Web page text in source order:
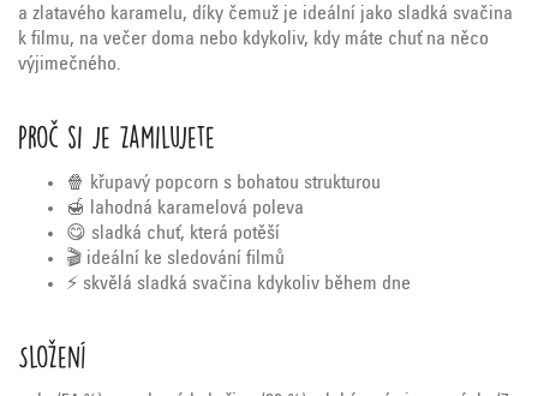
a zlatavého karamelu, díky čemuž je ideální jako sladká svačina
k filmu, na večer doma nebo kdykoliv, kdy máte chuť na něco
výjimečného.
Proč si je zamilujete
🍿 křupavý popcorn s bohatou strukturou
🍯 lahodná karamelová poleva
😋 sladká chuť, která potěší
🎬 ideální ke sledování filmů
⚡ skvělá sladká svačina kdykoliv během dne
Složení